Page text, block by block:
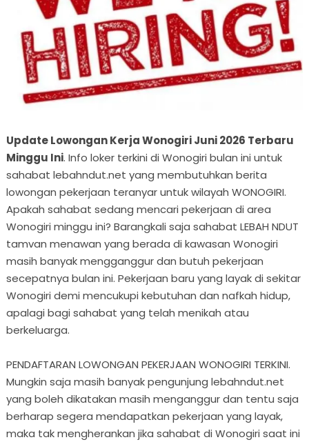
Update Lowongan Kerja Wonogiri Juni 2026 Terbaru
Minggu Ini. Info loker terkini di Wonogiri bulan ini untuk
sahabat lebahndut.net yang membutuhkan berita
lowongan pekerjaan teranyar untuk wilayah WONOGIRI.
Apakah sahabat sedang mencari pekerjaan di area
Wonogiri minggu ini? Barangkali saja sahabat LEBAH NDUT
tamvan menawan yang berada di kawasan Wonogiri
masih banyak mengganggur dan butuh pekerjaan
secepatnya bulan ini. Pekerjaan baru yang layak di sekitar
Wonogiri demi mencukupi kebutuhan dan nafkah hidup,
apalagi bagi sahabat yang telah menikah atau
berkeluarga.
PENDAFTARAN LOWONGAN PEKERJAAN WONOGIRI TERKINI.
Mungkin saja masih banyak pengunjung lebahndut.net
yang boleh dikatakan masih menganggur dan tentu saja
berharap segera mendapatkan pekerjaan yang layak,
maka tak mengherankan jika sahabat di Wonogiri saat ini